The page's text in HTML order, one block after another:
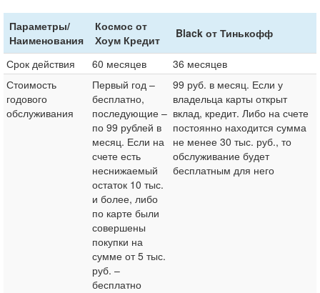
Параметры/
Наименования
Космос от
Хоум Кредит
Black от Тинькофф
Срок действия 60 месяцев
36 месяцев
Стоимость
годового
обслуживания
Первый год –
бесплатно,
последующие –
по 99 рублей в
месяц. Если на
счете есть
неснижаемый
остаток 10 тыс.
и более, либо
по карте были
совершены
покупки на
сумме от 5 тыс.
руб. –
бесплатно
99 руб. в месяц. Если у
владельца карты открыт
вклад, кредит. Либо на счете
постоянно находится сумма
не менее 30 тыс. руб., то
обслуживание будет
бесплатным для него